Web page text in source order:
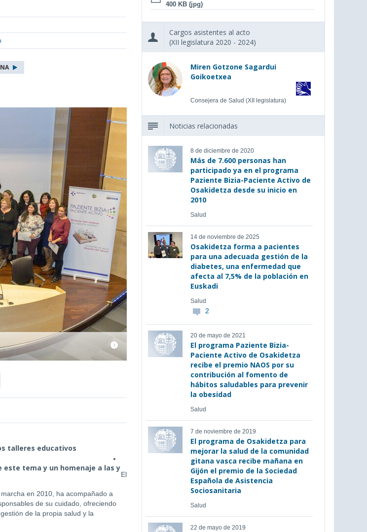
talleres educativos
este tema y un homenaje a las y
El
en 2010, ha acompañado a
de su cuidado, ofreciendo
de la propia salud y la
400 KB (jpg)
Cargos asistentes al acto
(XII legislatura 2020 - 2024)
Miren Gotzone Sagardui
Goikoetxea
Consejera de Salud (XII legislatura)
Noticias relacionadas
8 de diciembre de 2020
Más de 7.600 personas han
participado ya en el programa
Paziente Bizia-Paciente Activo de
Osakidetza desde su inicio en
2010
Salud
14 de noviembre de 2025
Osakidetza forma a pacientes
para una adecuada gestión de la
diabetes, una enfermedad que
afecta al 7,5% de la población en
Euskadi
Salud
2
20 de mayo de 2021
El programa Paziente Bizia-
Paciente Activo de Osakidetza
recibe el premio NAOS por su
contribución al fomento de
hábitos saludables para prevenir
la obesidad
Salud
7 de noviembre de 2019
El programa de Osakidetza para
mejorar la salud de la comunidad
gitana vasca recibe mañana en
Gijón el premio de la Sociedad
Española de Asistencia
Sociosanitaria
Salud
22 de mayo de 2019